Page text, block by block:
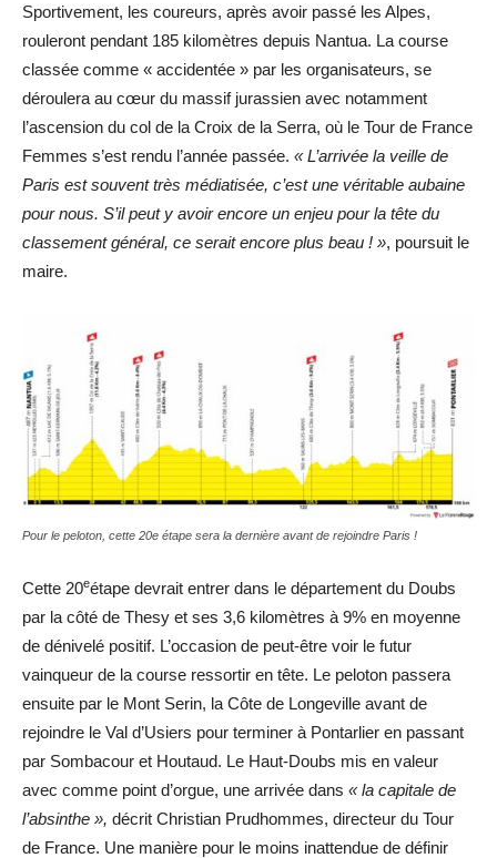
Sportivement, les coureurs, après avoir passé les Alpes,
rouleront pendant 185 kilomètres depuis Nantua. La course
classée comme « accidentée » par les organisateurs, se
déroulera au cœur du massif jurassien avec notamment
l’ascension du col de la Croix de la Serra, où le Tour de France
Femmes s’est rendu l’année passée. « L’arrivée la veille de
Paris est souvent très médiatisée, c’est une véritable aubaine
pour nous. S’il peut y avoir encore un enjeu pour la tête du
classement général, ce serait encore plus beau ! », poursuit le
maire.
Pour le peloton, cette 20e étape sera la dernière avant de rejoindre Paris !
Cette 20eétape devrait entrer dans le département du Doubs
par la côté de Thesy et ses 3,6 kilomètres à 9% en moyenne
de dénivelé positif. L’occasion de peut-être voir le futur
vainqueur de la course ressortir en tête. Le peloton passera
ensuite par le Mont Serin, la Côte de Longeville avant de
rejoindre le Val d’Usiers pour terminer à Pontarlier en passant
par Sombacour et Houtaud. Le Haut-Doubs mis en valeur
avec comme point d’orgue, une arrivée dans « la capitale de
l’absinthe », décrit Christian Prudhommes, directeur du Tour
de France. Une manière pour le moins inattendue de définir